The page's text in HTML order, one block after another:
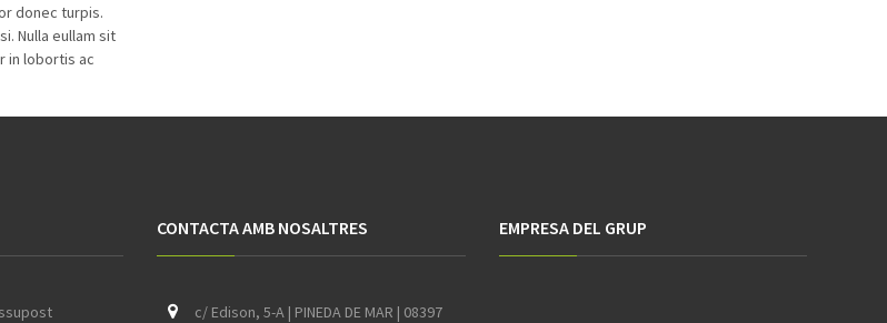
donec turpis.
Nulla eullam sit
in lobortis ac
CONTACTA AMB NOSALTRES
c/ Edison, 5-A | PINEDA DE MAR | 08397
EMPRESA DEL GRUP